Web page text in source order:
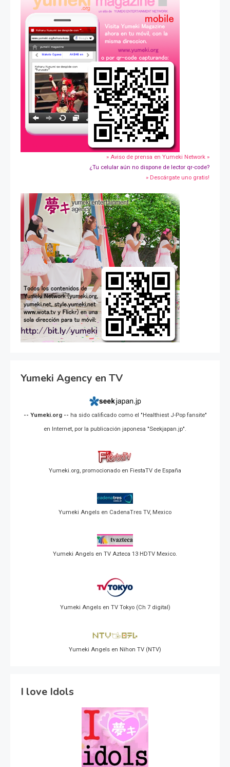
» Aviso de prensa en Yumeki Network »
¿Tu celular aún no dispone de lector qr-code?
» Descárgate uno gratis!
Yumeki Agency en TV
-- Yumeki.org -- ha sido calificado como el "Healthiest J-Pop fansite"
en Internet, por la publicación japonesa "Seekjapan.jp".
Yumeki.org, promocionado en FiestaTV de España
Yumeki Angels en CadenaTres TV, Mexico
Yumeki Angels en TV Azteca 13 HDTV Mexico.
Yumeki Angels en TV Tokyo (Ch 7 digital)
Yumeki Angels en Nihon TV (NTV)
I love Idols